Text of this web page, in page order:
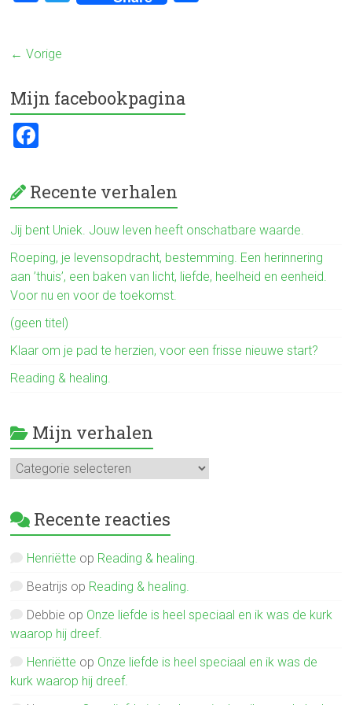
b
o
ok
wi
← Vorige
Mijn facebookpagina
ce
b
o
ok
Recente verhalen
Jij bent Uniek. Jouw leven heeft onschatbare waarde.
Roeping, je levensopdracht, bestemming. Een herinnering
aan ’thuis’, een baken van licht, liefde, heelheid en eenheid.
Voor nu en voor de toekomst.
(geen titel)
Klaar om je pad te herzien, voor een frisse nieuwe start?
Reading & healing.
Mijn verhalen
Mijn
verhalen
Recente reacties
Henriëtte op Reading & healing.
Beatrijs op Reading & healing.
Debbie op Onze liefde is heel speciaal en ik was de kurk
waarop hij dreef.
Henriëtte op Onze liefde is heel speciaal en ik was de
kurk waarop hij dreef.